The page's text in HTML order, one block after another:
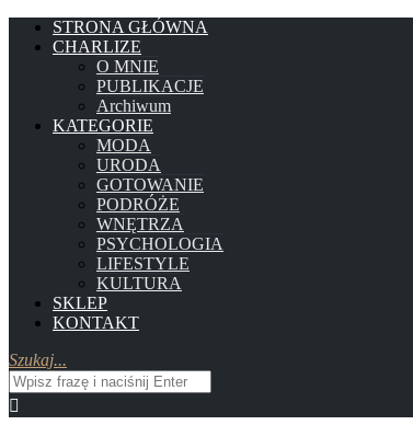
STRONA GŁÓWNA
CHARLIZE
O MNIE
PUBLIKACJE
Archiwum
KATEGORIE
MODA
URODA
GOTOWANIE
PODRÓŻE
WNĘTRZA
PSYCHOLOGIA
LIFESTYLE
KULTURA
SKLEP
KONTAKT
Szukaj...